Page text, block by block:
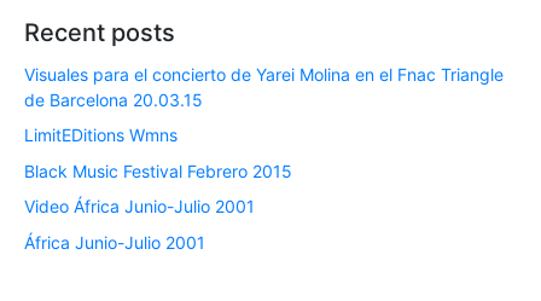
Recent posts
Visuales para el concierto de Yarei Molina en el Fnac Triangle
de Barcelona 20.03.15
LimitEDitions Wmns
Black Music Festival Febrero 2015
Video África Junio-Julio 2001
África Junio-Julio 2001